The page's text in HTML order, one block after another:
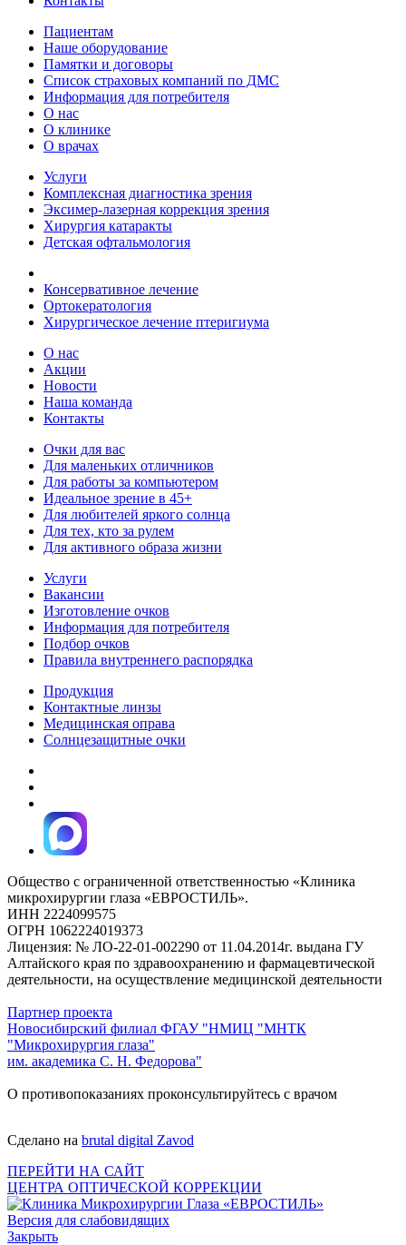
Пациентам
Наше оборудование
Памятки и договоры
Список страховых компаний по ДМС
Информация для потребителя
О нас
О клинике
О врачах
Услуги
Комплексная диагностика зрения
Эксимер-лазерная коррекция зрения
Хирургия катаракты
Детская офтальмология
Консервативное лечение
Ортокератология
Хирургическое лечение птеригиума
О нас
Акции
Новости
Наша команда
Контакты
Очки для вас
Для маленьких отличников
Для работы за компьютером
Идеальное зрение в 45+
Для любителей яркого солнца
Для тех, кто за рулем
Для активного образа жизни
Услуги
Вакансии
Изготовление очков
Информация для потребителя
Подбор очков
Правила внутреннего распорядка
Продукция
Контактные линзы
Медицинская оправа
Солнцезащитные очки
Общество с ограниченной ответственностью «Клиника
микрохирургии глаза «ЕВРОСТИЛЬ».
ИНН 2224099575
ОГРН 1062224019373
Лицензия: № ЛО-22-01-002290 от 11.04.2014г. выдана ГУ
Алтайского края по здравоохранению и фармацевтической
деятельности, на осуществление медицинской деятельности
Партнер проекта
Новосибирский филиал ФГАУ "НМИЦ "МНТК
"Микрохирургия глаза"
им. академика С. Н. Федорова"
О противопоказаниях проконсультируйтесь с врачом
Сделано на brutal digital Zavod
ПЕРЕЙТИ НА САЙТ
ЦЕНТРА ОПТИЧЕСКОЙ КОРРЕКЦИИ
Версия для слабовидящих
Закрыть